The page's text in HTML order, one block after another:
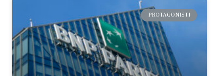
PROTAGONISTI